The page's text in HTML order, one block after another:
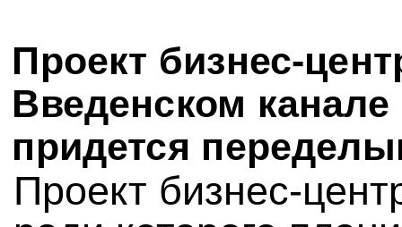
Проект бизнес-
Введенском канале
придется
Проект бизнес-